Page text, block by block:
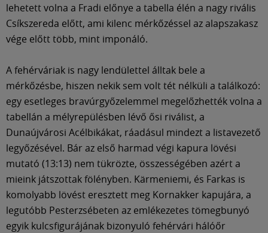
lehetett volna a Fradi előnye a tabella élén a nagy rivális
Csíkszereda előtt, ami kilenc mérkőzéssel az alapszakasz
vége előtt több, mint imponáló.
A fehérváriak is nagy lendülettel álltak bele a
mérkőzésbe, hiszen nekik sem volt tét nélküli a találkozó:
egy esetleges bravúrgyőzelemmel megelőzhették volna a
tabellán a mélyrepülésben lévő ősi riválist, a
Dunaújvárosi Acélbikákat, ráadásul mindezt a listavezető
legyőzésével. Bár az első harmad végi kapura lövési
mutató (13:13) nem tükrözte, összességében azért a
mieink játszottak fölényben. Kärmeniemi, és Farkas is
komolyabb lövést eresztett meg Kornakker kapujára, a
legutóbb Pesterzsébeten az emlékezetes tömegbunyó
egyik kulcsfigurájának bizonyuló fehérvári hálóőr